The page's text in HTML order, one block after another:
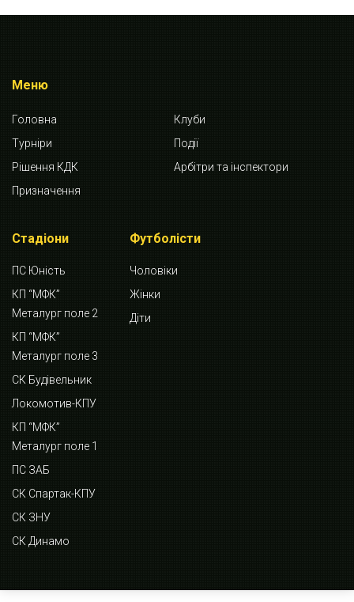
Меню
Головна
Клуби
Турніри
Події
Рішення КДК
Арбітри та інспектори
Призначення
Стадіони
ПС Юність
КП “МФК”
Металург поле 2
КП “МФК”
Металург поле 3
СК Будівельник
Локомотив-КПУ
КП “МФК”
Металург поле 1
ПС ЗАБ
СК Спартак-КПУ
СК ЗНУ
СК Динамо
Футболісти
Чоловіки
Жінки
Діти